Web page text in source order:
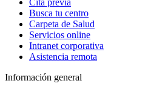
Cita previa
Busca tu centro
Carpeta de Salud
Servicios online
Intranet corporativa
Asistencia remota
Información general